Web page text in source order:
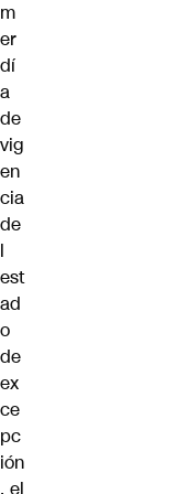
m
er
dí
a
de
vig
en
cia
de
l
est
ad
o
de
ex
ce
pc
ión
, el